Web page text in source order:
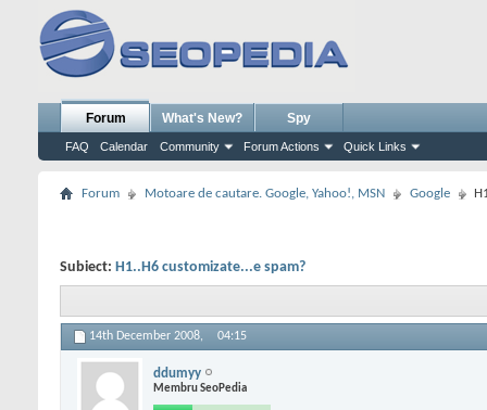
Forum
FAQ Calendar Community Forum Actions Quick Links
What's New? Spy
Forum Motoare de cautare. Google, Yahoo!, MSN Google
Subiect: H1..H6 customizate...e spam?
14th December 2008, 04:15
ddumyy
Membru SeoPedia